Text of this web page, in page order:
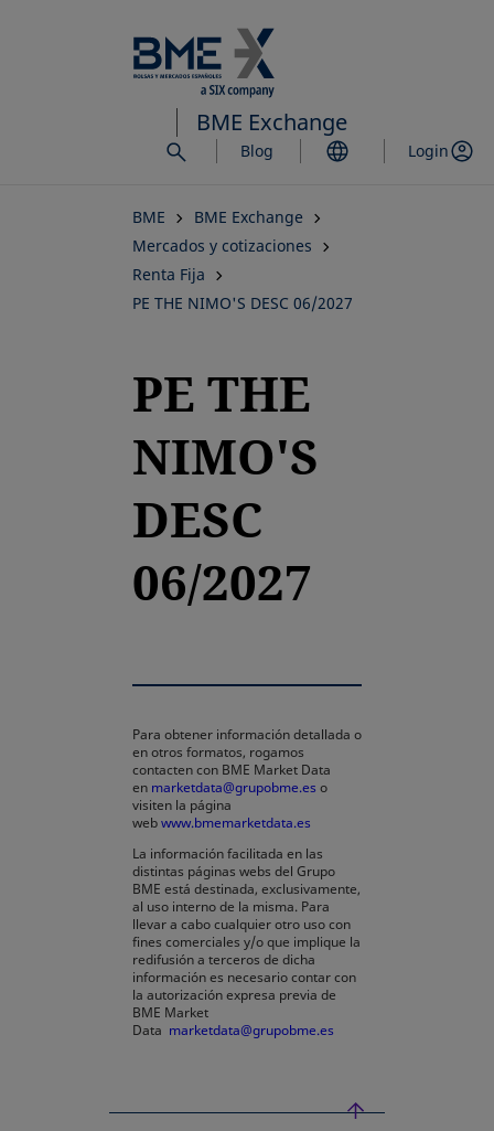
al
contenido
principal
BME Exchange
Blog Login
BME
BME Exchange
Mercados y cotizaciones
Renta Fija
PE THE NIMO'S DESC 06/2027
PE THE
NIMO'S
DESC
06/2027
Para obtener información detallada o
en otros formatos, rogamos
contacten con BME Market Data
en marketdata@grupobme.es o
visiten la página
webwww.bmemarketdata.es
La información facilitada en las
distintas páginas webs del Grupo
BME está destinada, exclusivamente,
al uso interno de la misma. Para
llevar a cabo cualquier otro uso con
fines comerciales y/o que implique la
redifusión a terceros de dicha
información es necesario contar con
la autorización expresa previa de
BME Market
Data marketdata@grupobme.es